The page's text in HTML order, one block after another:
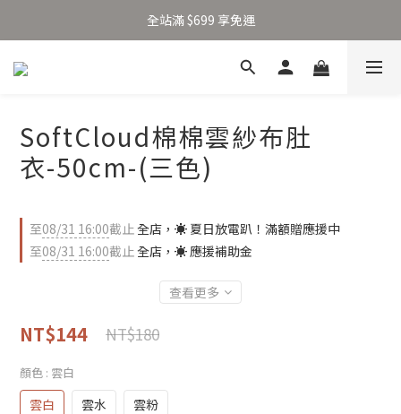
加入新會員得 $100 購物金 👉🏻
全站滿 $699 享免運
加入新會員得 $100 購物金 👉🏻
SoftCloud棉棉雲紗布肚
衣-50cm-(三色)
至08/31 16:00截止全店，☀️ 夏日放電趴！滿額贈應援中
至08/31 16:00截止全店，☀️ 應援補助金
查看更多
NT$144 NT$180
顏色 : 雲白
雲白 雲水 雲粉